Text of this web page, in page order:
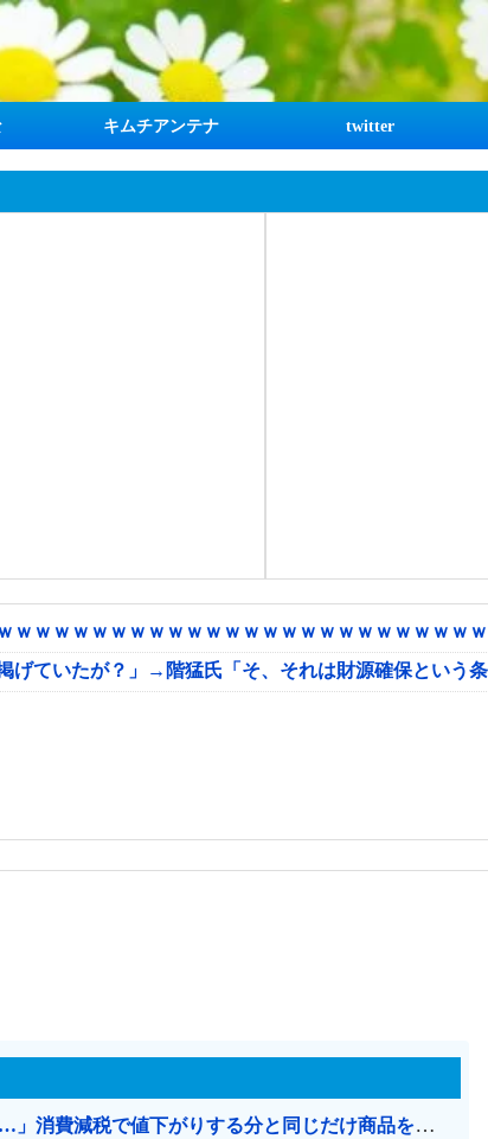
キムチアンテナ twitter
ｗｗｗｗｗｗｗｗｗｗｗｗｗｗｗｗｗｗｗｗｗｗｗ
ていたが？」→階猛氏「そ、それは財源確保という条
【消費税率1％】 「下げるのが筋なんですけど…」消費減税で値下がりする分と同じだけ商品を値上げして店頭価格を変えない店も